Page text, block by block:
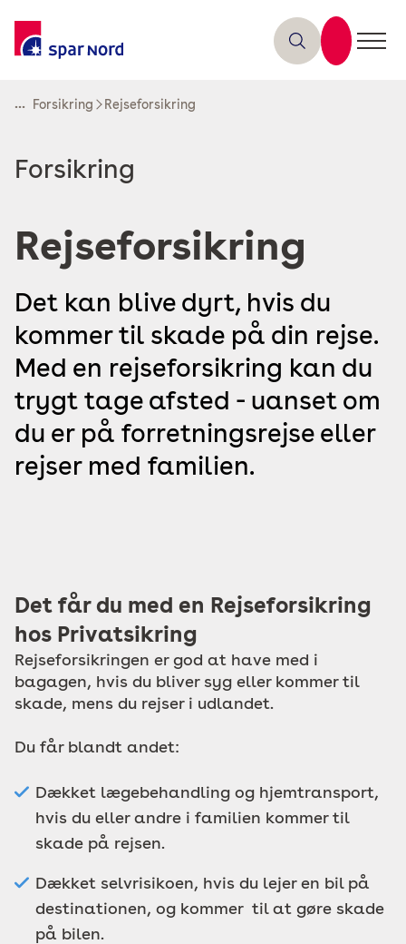
... Forsikring Rejseforsikring
Læs
Forsikring
Rejseforsikring
Det kan blive dyrt, hvis du
kommer til skade på din rejse.
Med en rejseforsikring kan du
trygt tage afsted - uanset om
du er på forretningsrejse eller
rejser med familien.
Det får du med en Rejseforsikring
hos Privatsikring
Rejseforsikringen er god at have med i
bagagen, hvis du bliver syg eller kommer til
skade, mens du rejser i udlandet.
Du får blandt andet:
Dækket lægebehandling og hjemtransport,
hvis du eller andre i familien kommer til
skade på rejsen.
Dækket selvrisikoen, hvis du lejer en bil på
destinationen, og kommer til at gøre skade
på bilen.